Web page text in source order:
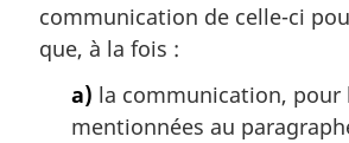
i
n
communication de celle-ci
que, à la fois :
a) la communication, pour
mentionnées au